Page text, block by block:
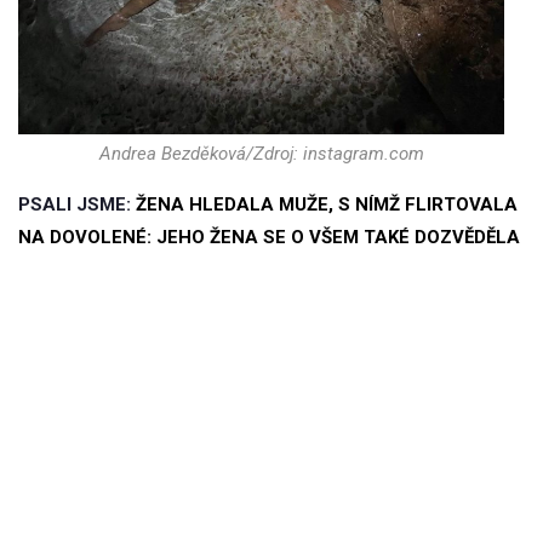
Andrea Bezděková/Zdroj: instagram.com
PSALI JSME: ŽENA HLEDALA MUŽE, S NÍMŽ FLIRTOVALA
NA DOVOLENÉ: JEHO ŽENA SE O VŠEM TAKÉ DOZVĚDĚLA